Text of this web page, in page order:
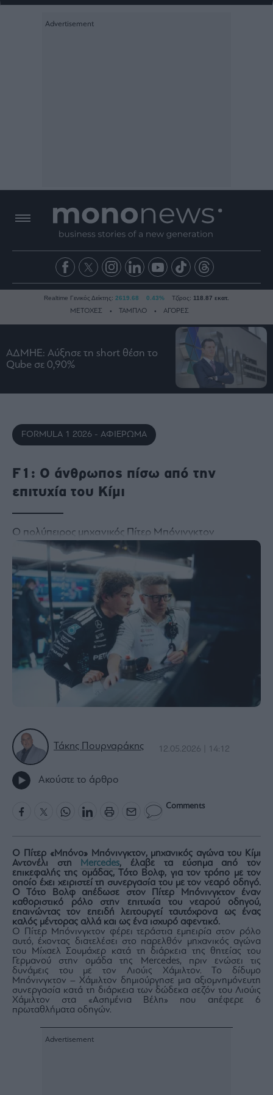
Ειδήσεις
Business
Ναυτιλία
Real
Ενέργεια
Πολιτική
Πολιτισμός
Κοινωνία
Bloomberg
Financial
Times
The
Wiseman
Media
Winners
&
Losers
θετικά
ESG
Today
Mononews2030
Άρθρα
Συνεντεύξεις
Les
Bons
Vivants
Realtime Γενικός Δείκτης: 2619.68 0.43% Τζίρος: 118.87 εκατ.
ΜΕΤΟΧΕΣ ΤΑΜΠΛΟ ΑΓΟΡΕΣ
ΑΔΜΗΕ: Αύξησε τη short θέση το
Qube σε 0,90%
FORMULA 1 2026 - ΑΦΙΕΡΩΜΑ
F1: Ο άνθρωπος πίσω από την
επιτυχία του Κίμι
Ο πολύπειρος μηχανικός Πίτερ Μπόνινγκτον
Τάκης Πουρναράκης 12.05.2026 | 14:12
Ακούστε το άρθρο
Comments
Ο Πίτερ «Μπόνο» Μπόνινγκτον, μηχανικός αγώνα του Κίμι
Αντονέλι στη
Mercedes, έλαβε τα εύσημα από τον
επικεφαλής της ομάδας, Τότο Βολφ, για τον τρόπο με τον
οποίο έχει χειριστεί τη συνεργασία του με τον νεαρό οδηγό.
Ο Τότο Βολφ απέδωσε στον Πίτερ Μπόνινγκτον έναν
καθοριστικό ρόλο στην επιτυχία του νεαρού οδηγού,
επαινώντας τον επειδή λειτουργεί ταυτόχρονα ως ένας
καλός μέντορας αλλά και ως ένα ισχυρό αφεντικό.
Ο Πίτερ Μπόνινγκτον φέρει τεράστια εμπειρία στον ρόλο
αυτό, έχοντας διατελέσει στο παρελθόν μηχανικός αγώνα
του Μίχαελ Σουμάχερ κατά τη διάρκεια της θητείας του
Γερμανού στην ομάδα της Mercedes, πριν ενώσει τις
δυνάμεις του με τον Λιούις Χάμιλτον. Το δίδυμο
Μπόνινγκτον – Χάμιλτον δημιούργησε μια αξιομνημόνευτη
συνεργασία κατά τη διάρκεια των δώδεκα σεζόν του Λιούις
Χάμιλτον στα «Ασημένια Βέλη» που απέφερε 6
πρωταθλήματα οδηγών.